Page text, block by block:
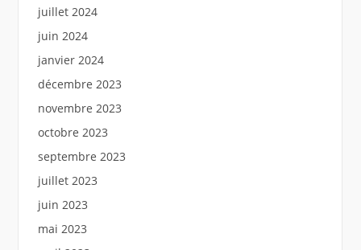
juillet 2024
juin 2024
janvier 2024
décembre 2023
novembre 2023
octobre 2023
septembre 2023
juillet 2023
juin 2023
mai 2023